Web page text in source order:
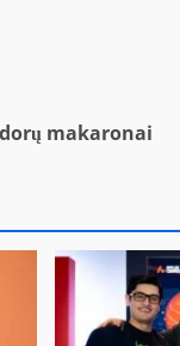
makaronai